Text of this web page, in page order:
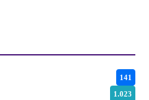
141
1.023